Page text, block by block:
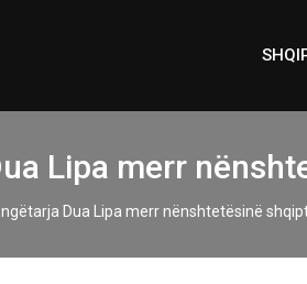
Lipa merr
Dua Lipa merr nënshtetësinë